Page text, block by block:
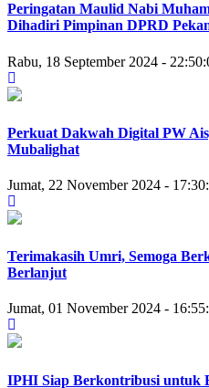
Peringatan Maulid Nabi
Dihadiri Pimpinan DPRD
Rabu, 18 September 2024 -
Perkuat Dakwah Digital PW
Mubalighat
Jumat, 22 November 2024 -
Terimakasih Umri, Semoga
Berlanjut
Jumat, 01 November 2024 -
IPHI Siap Berkontribusi untuk